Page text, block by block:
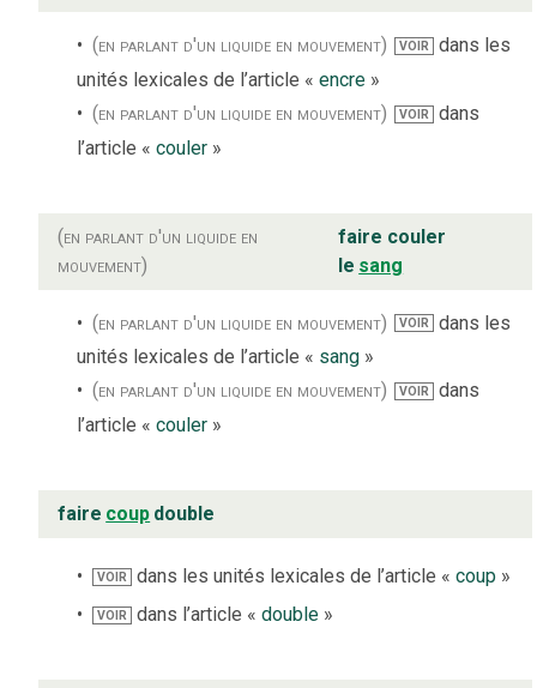
(en parlant d'un liquide en mouvement) VOIR dans les
unités lexicales de l’article « encre »
(en parlant d'un liquide en mouvement)
VOIR dans
l’article « couler »
(en parlant d'un liquide en
mouvement)
faire couler
le sang
(en parlant d'un liquide en mouvement) VOIR
dans les
unités lexicales de l’article « sang »
(en parlant d'un liquide en mouvement)
VOIR
dans
l’article « couler »
faire coup double
VOIR dans les unités lexicales de l’article «coup »
VOIR dans l’article «double »